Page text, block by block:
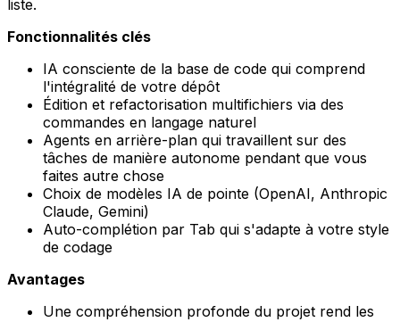
liste.
Fonctionnalités clés
IA consciente de la base de code qui comprend
l'intégralité de votre dépôt
Édition et refactorisation multifichiers via des
commandes en langage naturel
Agents en arrière-plan qui travaillent sur des
tâches de manière autonome pendant que vous
faites autre chose
Choix de modèles IA de pointe (OpenAI, Anthropic
Claude, Gemini)
Auto-complétion par Tab qui s'adapte à votre style
de codage
Avantages
Une compréhension profonde du projet rend les